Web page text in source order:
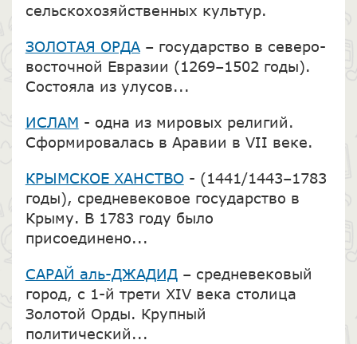
сельскохозяйственных культур.
ЗОЛОТАЯ ОРДА – государство в северо-
восточной Евразии (1269–1502 годы).
Состояла из улусов...
ИСЛАМ - одна из мировых религий.
Сформировалась в Аравии в VII веке.
КРЫМСКОЕ ХАНСТВО - (1441/1443–1783
годы), средневековое государство в
Крыму. В 1783 году было
присоединено...
САРАЙ аль-ДЖАДИД – средневековый
город, с 1-й трети XIV века столица
Золотой Орды. Крупный
политический...